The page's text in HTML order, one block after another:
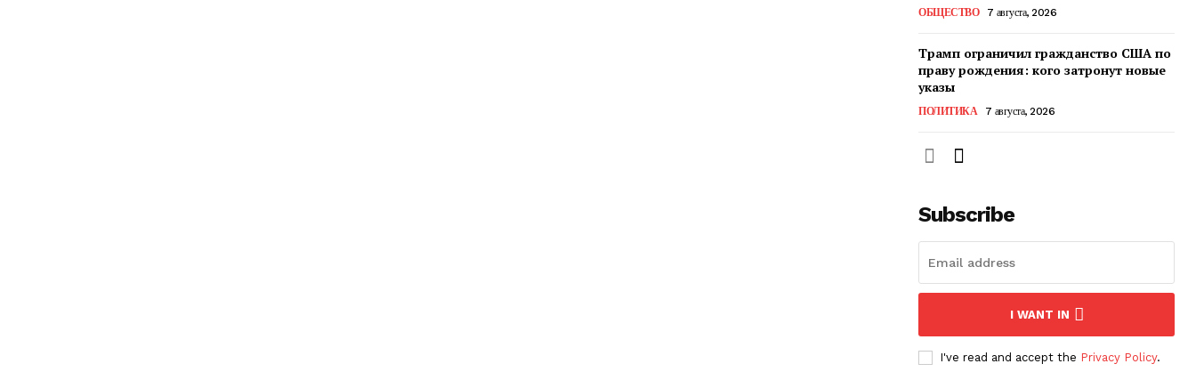
ОБЩЕСТВО 7 августа, 2026
Трамп ограничил гражданство США по
праву рождения: кого затронут новые
указы
ПОЛИТИКА 7 августа, 2026
Subscribe
I WANT IN
I've read and accept the Privacy Policy.